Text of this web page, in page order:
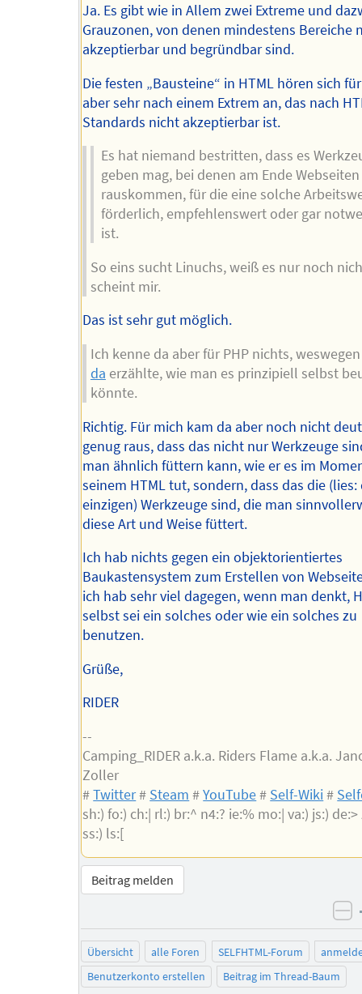
Ja. Es gibt wie in Allem zwei Extreme und
Grauzonen, von denen mindestens Bereiche
akzeptierbar und begründbar sind.
Die festen „Bausteine“ in HTML hören sich
aber sehr nach einem Extrem an, das nach
Standards nicht akzeptierbar ist.
Es hat niemand bestritten, dass es
geben mag, bei denen am Ende Webseiten
rauskommen, für die eine solche
förderlich, empfehlenswert oder gar
ist.
So eins sucht Linuchs, weiß es nur noch
scheint mir.
Das ist sehr gut möglich.
Ich kenne da aber für PHP nichts,
da erzählte, wie man es prinzipiell selbst
könnte.
Richtig. Für mich kam da aber noch nicht
genug raus, dass das nicht nur Werkzeuge
man ähnlich füttern kann, wie er es im
seinem HTML tut, sondern, dass das die (lies:
einzigen) Werkzeuge sind, die man
diese Art und Weise füttert.
Ich hab nichts gegen ein objektorientiertes
Baukastensystem zum Erstellen von
ich hab sehr viel dagegen, wenn man denkt,
selbst sei ein solches oder wie ein solches zu
benutzen.
Grüße,
RIDER
--
Camping_RIDER a.k.a. Riders Flame a.k.a.
Zoller
#Twitter# Steam #YouTube# Self-Wiki#
sh:) fo:) ch:| rl:) br:^ n4:? ie:% mo:| va:) js:)
ss:) ls:[
Beitrag melden
Übersicht alle Foren SELFHTML-Forum
Benutzerkonto erstellen
Beitrag im Thread-Baum